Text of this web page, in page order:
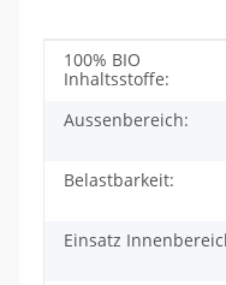
Wert
100% BIO
Inhaltsstoffe:
Aussenbereich:
Belastbarkeit:
Einsatz